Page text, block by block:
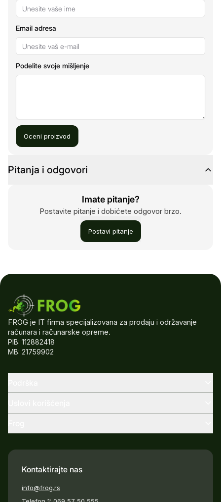
Email adresa
Podelite svoje mišljenje
Oceni proizvod
Pitanja i odgovori
Imate pitanje?
Postavite pitanje i dobićete odgovor brzo.
Postavi pitanje
FROG je IT firma specijalizovana za prodaju i održavanje
računara i računarske opreme.
PIB: 112882418
MB: 21759902
Kontaktirajte nas
info@frog.rs